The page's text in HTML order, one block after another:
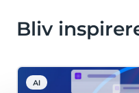
Bliv
AI